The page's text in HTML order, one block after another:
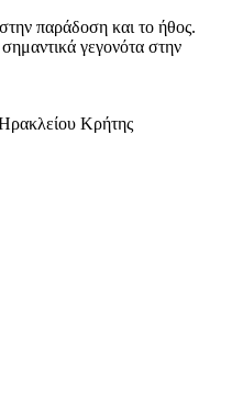
παράδοση και το ήθος.
γεγονότα στην
Κρήτης